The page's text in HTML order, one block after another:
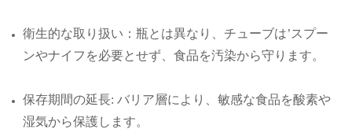
衛生的な取り扱い：瓶とは異なり、チューブは’スプー
ンやナイフを必要とせず、食品を汚染から守ります。
保存期間の延長: バリア層により、敏感な食品を酸素や
湿気から保護します。